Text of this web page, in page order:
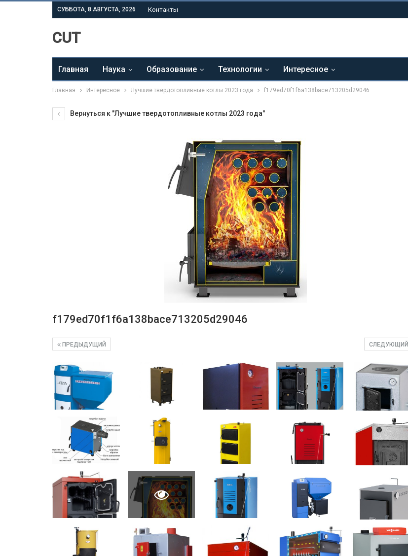
СУББОТА, 8 АВГУСТА, 2026 Контакты
CUT
Главная Наука Образование Технологии Интересное
Главная Интересное Лучшие твердотопливные котлы 2023 года f179ed70f1f6a138bace713205d29046
Вернуться к "Лучшие твердотопливные котлы 2023 года"
f179ed70f1f6a138bace713205d29046
СЛЕДУЮЩИЙ
ПРЕДЫДУЩИЙ